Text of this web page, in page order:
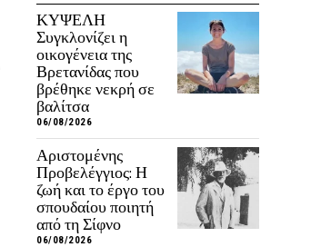
ΚΥΨΕΛΗ
Συγκλονίζει η
οικογένεια της
Βρετανίδας που
βρέθηκε νεκρή σε
βαλίτσα
06/08/2026
Αριστομένης
Προβελέγγιος: Η
ζωή και το έργο του
σπουδαίου ποιητή
από τη Σίφνο
06/08/2026